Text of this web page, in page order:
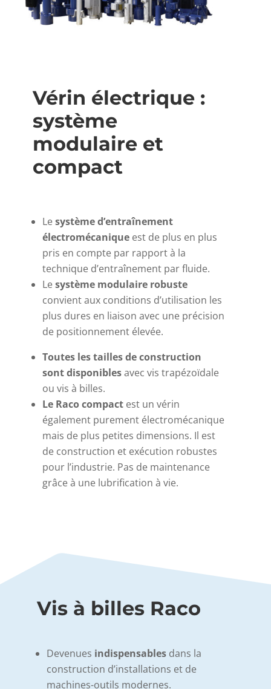
Vérin électrique :
système
modulaire et
compact
Lesystème d’entraînement
électromécanique est de plus en plus
pris en compte par rapport à la
technique d’entraînement par fluide.
Lesystème modulaire robuste
convient aux conditions d’utilisation les
plus dures en liaison avec une précision
de positionnement élevée.
Toutes les tailles de construction
sont disponiblesavec vis trapézoïdale
ou vis à billes.
Le Raco compact est un vérin
également purement électromécanique
mais de plus petites dimensions. Il est
de construction et exécution robustes
pour l’industrie. Pas de maintenance
grâce à une lubrification à vie.
Vis à billes Raco
Devenues indispensablesdans la
construction d’installations et de
machines-outils modernes.